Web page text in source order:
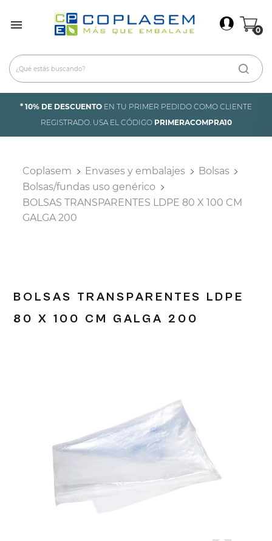
 0
* 10% DE DESCUENTO EN TU PRIMER PEDIDO COMO CLIENTE
REGISTRADO. USA EL CÓDIGO PRIMERACOMPRA10
Coplasem Envases y embalajes
Bolsas
Bolsas/fundas uso genérico
BOLSAS TRANSPARENTES LDPE 80 X 100 CM
GALGA 200
BOLSAS TRANSPARENTES LDPE
80 X 100 CM GALGA 200
Iniciar Sesión ×
Cancelar Iniciar sesión